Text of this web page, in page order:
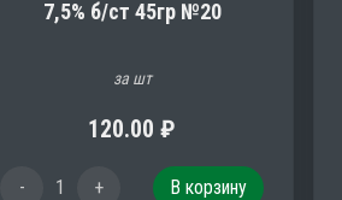
7,5% б/ст 45гр №20
за шт
120.00 ₽
- 1 + В корзину